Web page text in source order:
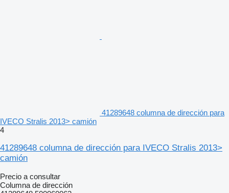
41289648 columna de dirección para
IVECO Stralis 2013> camión
4
41289648 columna de dirección para IVECO Stralis 2013>
camión
Precio a consultar
Columna de dirección